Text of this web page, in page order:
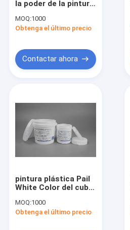
Cubo plástico de la pintura
Cubo plástico oval
Cubo plástico del aceite
la poder de la pintura
para la pintura de la
pared
MOQ:1000
Obtenga el último precio
Contactar ahora
pintura plástica Pail
White Color del cubo
categoría alimenticia
de 33oz 1L
MOQ:1000
Obtenga el último precio